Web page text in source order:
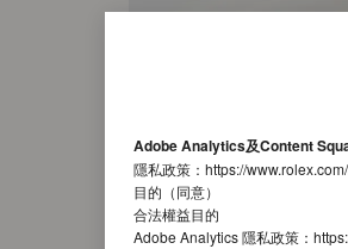
Adobe Analytics及Content
隱私政策： https://
目的（同意）
合法權益目的
Adobe Analytics 隱私政策：